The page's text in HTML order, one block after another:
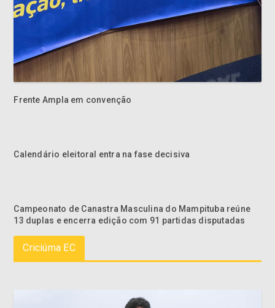
Frente Ampla em convenção
Calendário eleitoral entra na fase decisiva
Campeonato de Canastra Masculina do Mampituba reúne
13 duplas e encerra edição com 91 partidas disputadas
Criciúma EC